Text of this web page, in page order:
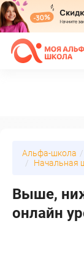
Альфа-школа
Начальная
Выше,
онлайн